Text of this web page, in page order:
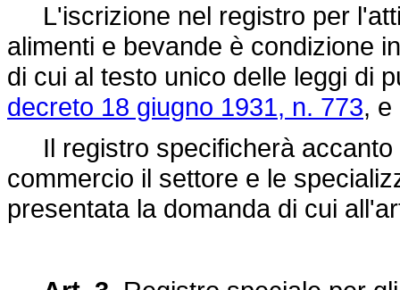
L'iscrizione nel registro per
alimenti e bevande è condizione
di cui al testo unico delle leggi di
decreto 18 giugno 1931, n. 773, e
Il registro specificherà accanto
commercio il settore e le
presentata la domanda di cui